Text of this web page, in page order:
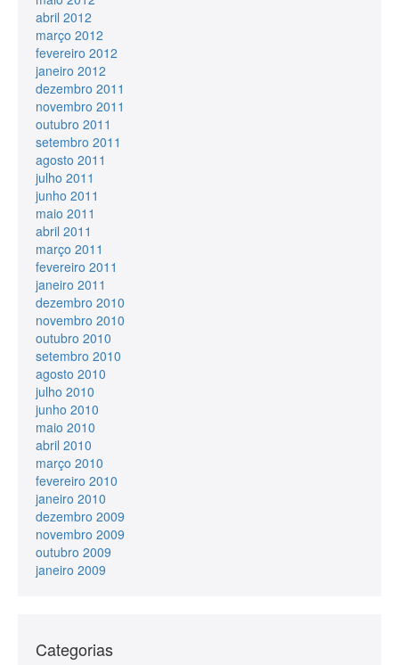
abril 2012
março 2012
fevereiro 2012
janeiro 2012
dezembro 2011
novembro 2011
outubro 2011
setembro 2011
agosto 2011
julho 2011
junho 2011
maio 2011
abril 2011
março 2011
fevereiro 2011
janeiro 2011
dezembro 2010
novembro 2010
outubro 2010
setembro 2010
agosto 2010
julho 2010
junho 2010
maio 2010
abril 2010
março 2010
fevereiro 2010
janeiro 2010
dezembro 2009
novembro 2009
outubro 2009
janeiro 2009
Categorias